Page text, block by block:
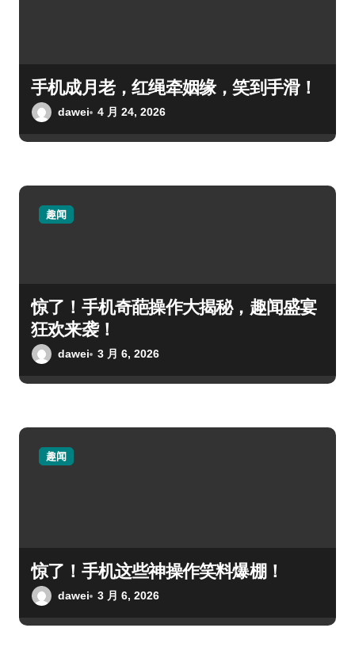
手机成月老，红绳牵姻缘，笑到手滑！
dawei 4 月 24, 2026
趣闻
惊了！手机奇葩操作大揭秘，趣闻盛宴
狂欢来袭！
dawei 3 月 6, 2026
趣闻
惊了！手机这些神操作笑料爆棚！
dawei 3 月 6, 2026